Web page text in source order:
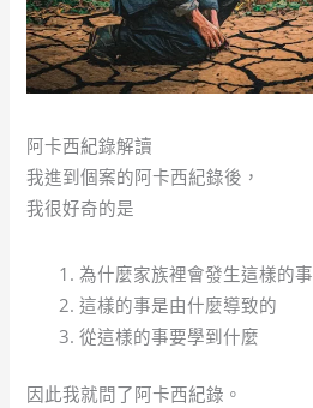
阿卡西紀錄解讀
我進到個案的阿卡西紀錄後，
我很好奇的是
為什麼家族裡會發生這樣的
這樣的事是由什麼導致的
從這樣的事要學到什麼
因此我就問了阿卡西紀錄。